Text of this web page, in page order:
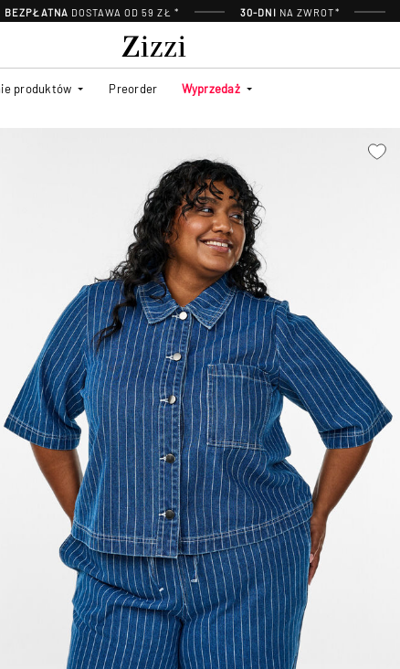
BEZPŁATNA DOSTAWA OD 59 ZŁ * 30-DNI NA ZWROT*
produktów Preorder Wyprzedaż